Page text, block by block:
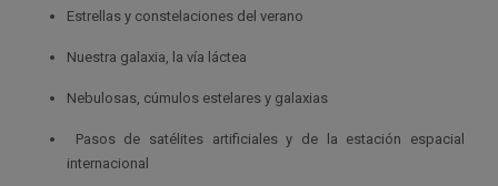
Estrellas y constelaciones del verano
Nuestra galaxia, la vía láctea
Nebulosas, cúmulos estelares y galaxias
Pasos de satélites artificiales y de la estación espacial
internacional